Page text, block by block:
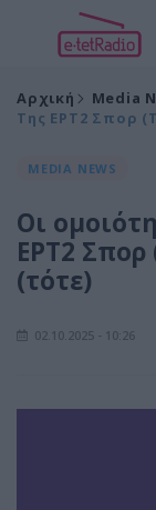
Αρχική Media
Της ΕΡΤ2 Σπορ
MEDIA NEWS
Οι
ΕΡΤ2 Σπορ
(τότε)
02.10.2025 - 10:26